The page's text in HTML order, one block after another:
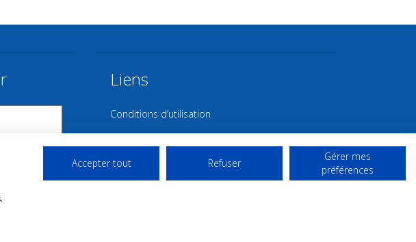
Liens
Conditions d’utilisation
Contact NL
Copyright
Mentions Légales
Accepter tout Refuser
Gérer mes
préférences